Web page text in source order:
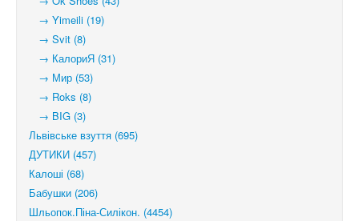
→ Yimeili (19)
→ Svit (8)
→ КалориЯ (31)
→ Мир (53)
→ Roks (8)
→ BIG (3)
Львівське взуття (695)
ДУТИКИ (457)
Калоші (68)
Бабушки (206)
Шльопок.Піна-Силікон. (4454)